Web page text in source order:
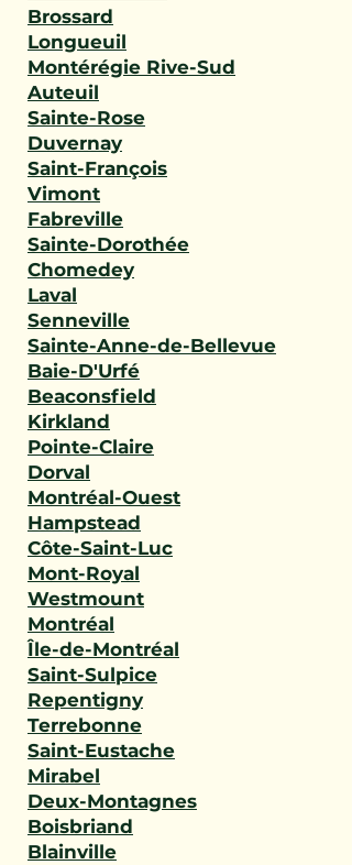
Brossard
Longueuil
Montérégie Rive-Sud
Auteuil
Sainte-Rose
Duvernay
Saint-François
Vimont
Fabreville
Sainte-Dorothée
Chomedey
Laval
Senneville
Sainte-Anne-de-Bellevue
Baie-D'Urfé
Beaconsfield
Kirkland
Pointe-Claire
Dorval
Montréal-Ouest
Hampstead
Côte-Saint-Luc
Mont-Royal
Westmount
Montréal
Île-de-Montréal
Saint-Sulpice
Repentigny
Terrebonne
Saint-Eustache
Mirabel
Deux-Montagnes
Boisbriand
Blainville